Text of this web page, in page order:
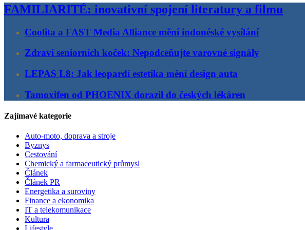
FAMILIARITÉ: inovativní spojení literatury a filmu
Coolita a FAST Media Alliance mění indonéské vysílání
Zdraví seniorních koček: Nepodceňujte varovné signály
LEPAS L8: Jak leopardí estetika mění design auta
Tamoxifen od PHOENIX dorazil do českých lékáren
Zajímavé kategorie
Auto-moto, doprava a stroje
Byznys
Cestování
Chemický a farmaceutický průmysl
Článek
Článek PR
Energetika a suroviny
Finance a ekonomika
IT a telekomunikace
Kultura